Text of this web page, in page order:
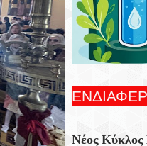
Ξεκίνησε Η
Του
Υπαίθρου
Αλεξάκη Και
Νέος Κύκλος